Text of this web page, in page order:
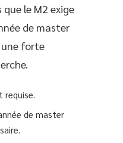
le M2 exige
de master
une forte
requise.
de master